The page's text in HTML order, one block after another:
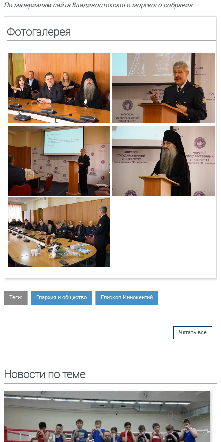
По материалам сайта Владивостокского морского собрания
Фотогалерея
Теги: Епархия и общество Епископ Иннокентий
Читать все
Новости по теме